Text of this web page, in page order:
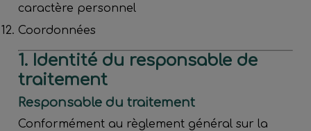
caractère personnel
Coordonnées
1. Identité du responsable de
traitement
Responsable du traitement
Conformément au règlement général sur la